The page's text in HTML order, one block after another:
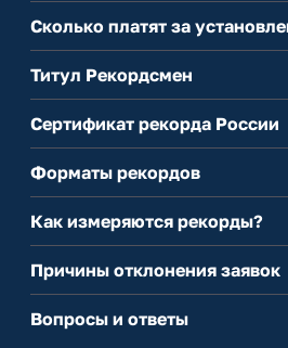
Сколько платят за
Титул Рекордсмен
Сертификат рекорда России
Форматы рекордов
Как измеряются рекорды?
Причины отклонения заявок
Вопросы и ответы